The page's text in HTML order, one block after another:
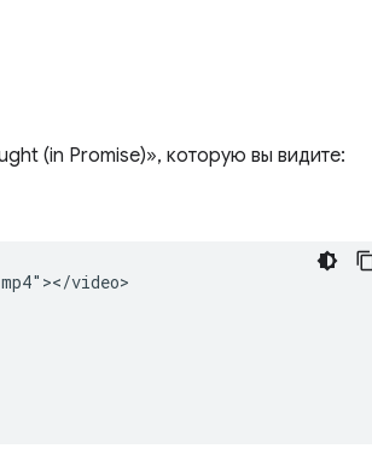
(in Promise)», которую вы видите:
video>